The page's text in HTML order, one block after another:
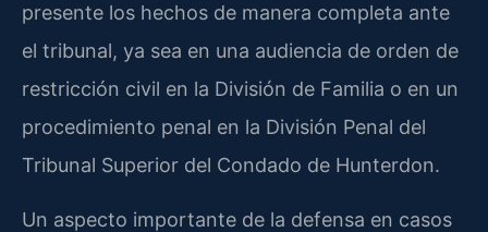
presente los hechos de manera completa ante
el tribunal, ya sea en una audiencia de orden de
restricción civil en la División de Familia o en un
procedimiento penal en la División Penal del
Tribunal Superior del Condado de Hunterdon.
Un aspecto importante de la defensa en casos